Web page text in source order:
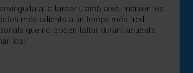
a la tardor i, amb això, marxen les
més adients a un temps més fred.
que no poden faltar durant aquesta
los!